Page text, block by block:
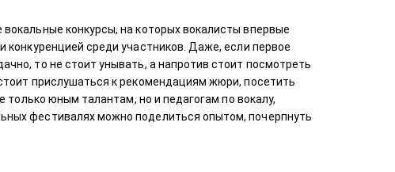
конкурсы, на которых вокалисты впервые
конкуренцией среди участников. Даже, если первое
то не стоит унывать, а напротив стоит посмотреть
прислушаться к рекомендациям жюри, посетить
только юным талантам, но и педагогам по вокалу,
фестивалях можно поделиться опытом, почерпнуть